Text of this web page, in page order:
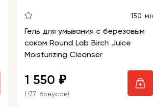
150 мл
Гель для умывания с березовым
соком Round Lab Birch Juice
Moisturizing Cleanser
1 550 ₽
(+77 бонусов)